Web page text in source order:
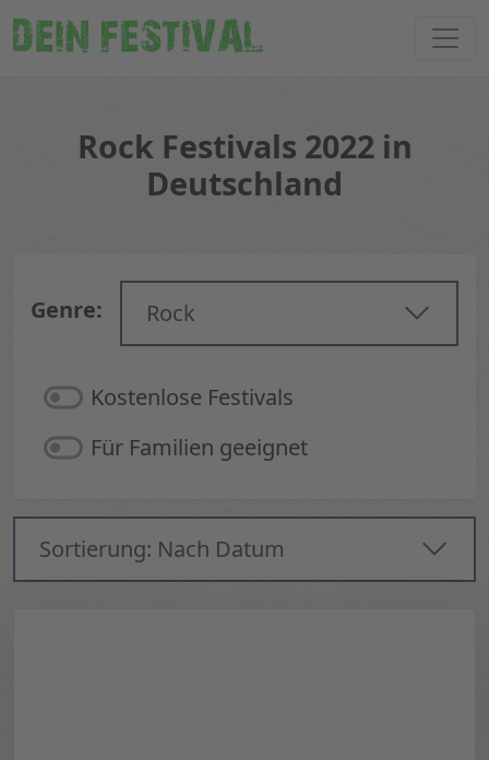
DEIN FESTIVAL
Rock Festivals 2022 in
Deutschland
Genre: Rock
Kostenlose Festivals
Für Familien geeignet
Sortierung: Nach Datum